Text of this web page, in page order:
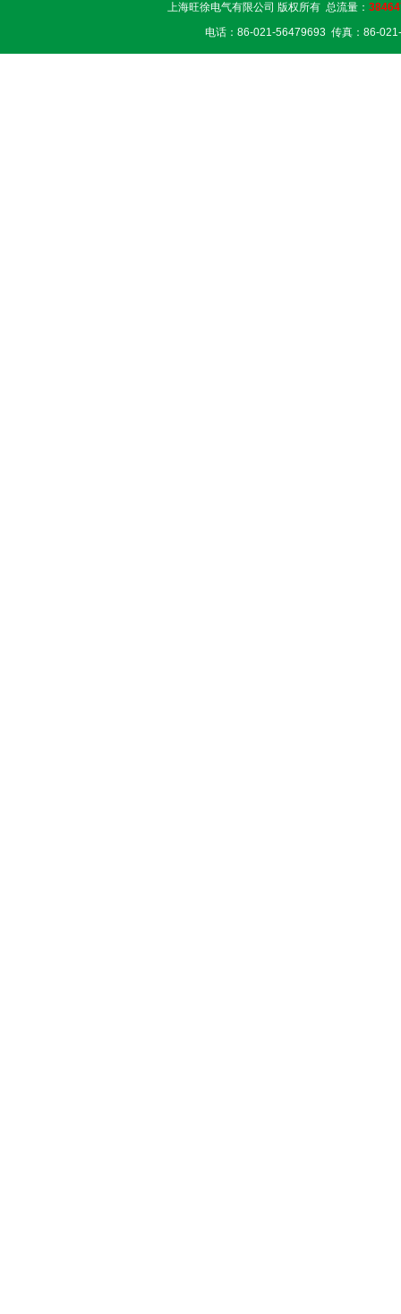
上海旺徐电气有限公司 版权所有 总流量：
电话：86-021-56479693 传真：86-